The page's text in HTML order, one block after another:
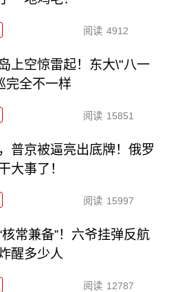
阅读 4912
上空惊雷起！东大\"八一
完全不一样
阅读 15851
普京被逼亮出底牌！俄罗
大事了！
阅读 15997
核常兼备”！六爷挂弹反航
醒多少人
阅读 12787